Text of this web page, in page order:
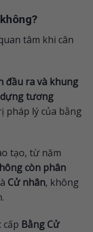
tâm khi cân
đầu ra và khung
dựng tương
pháp lý của bằng
tạo, từ năm
còn phân
Cử nhân, không
cấp Bằng Cử